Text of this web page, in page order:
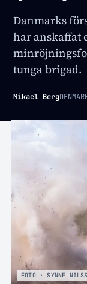
Danmarks
har anskaffat
tunga brigad.
Mikael Berg
FOTO · SYNNE